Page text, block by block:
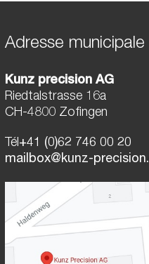
Adresse municipale
Kunz precision AG
Riedtalstrasse 16a
CH-4800 Zofingen
Tél+41 (0)62 746 00 20
mailbox@kunz-